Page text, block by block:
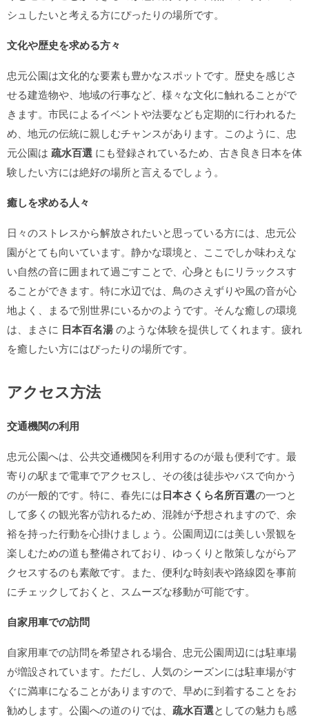
シュしたいと考える方にぴったりの場所です。
文化や歴史を求める方々
忠元公園は文化的な要素も豊かなスポットです。歴史を感じさ
せる建造物や、地域の行事など、様々な文化に触れることがで
きます。市民によるイベントや法要なども定期的に行われるた
め、地元の伝統に親しむチャンスがあります。このように、忠
元公園は 疏水百選 にも登録されているため、古き良き日本を体
験したい方には絶好の場所と言えるでしょう。
癒しを求める人々
日々のストレスから解放されたいと思っている方には、忠元公
園がとても向いています。静かな環境と、ここでしか味わえな
い自然の音に囲まれて過ごすことで、心身ともにリラックスす
ることができます。特に水辺では、鳥のさえずりや風の音が心
地よく、まるで別世界にいるかのようです。そんな癒しの環境
は、まさに 日本百名湯のような体験を提供してくれます。疲れ
を癒したい方にはぴったりの場所です。
アクセス方法
交通機関の利用
忠元公園へは、公共交通機関を利用するのが最も便利です。最
寄りの駅まで電車でアクセスし、その後は徒歩やバスで向かう
のが一般的です。特に、春先には日本さくら名所百選の一つと
して多くの観光客が訪れるため、混雑が予想されますので、余
裕を持った行動を心掛けましょう。公園周辺には美しい景観を
楽しむための道も整備されており、ゆっくりと散策しながらア
クセスするのも素敵です。また、便利な時刻表や路線図を事前
にチェックしておくと、スムーズな移動が可能です。
自家用車での訪問
自家用車での訪問を希望される場合、忠元公園周辺には駐車場
が増設されています。ただし、人気のシーズンには駐車場がす
ぐに満車になることがありますので、早めに到着することをお
勧めします。公園への道のりでは、 疏水百選としての魅力も感